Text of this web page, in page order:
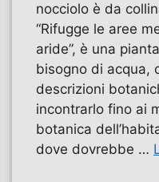
nocciolo è da
“Rifugge le aree
aride”, è una
bisogno di acqua,
descrizioni
incontrarlo fino ai
botanica
dove dovrebbe …